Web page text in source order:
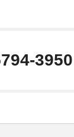
3950